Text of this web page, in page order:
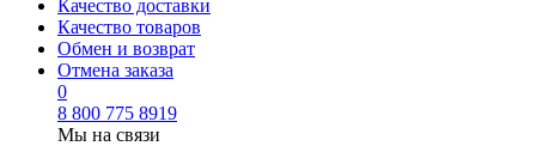
Качество доставки
Качество товаров
Обмен и возврат
Отмена заказа
0
8 800 775 8919
Мы на связи